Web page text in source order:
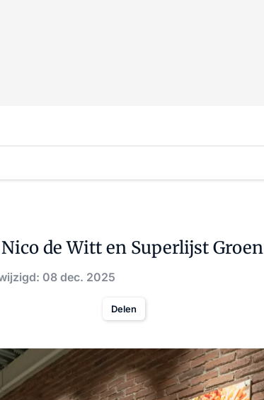
de Witt en Superlijst Groen
08 dec. 2025
Delen